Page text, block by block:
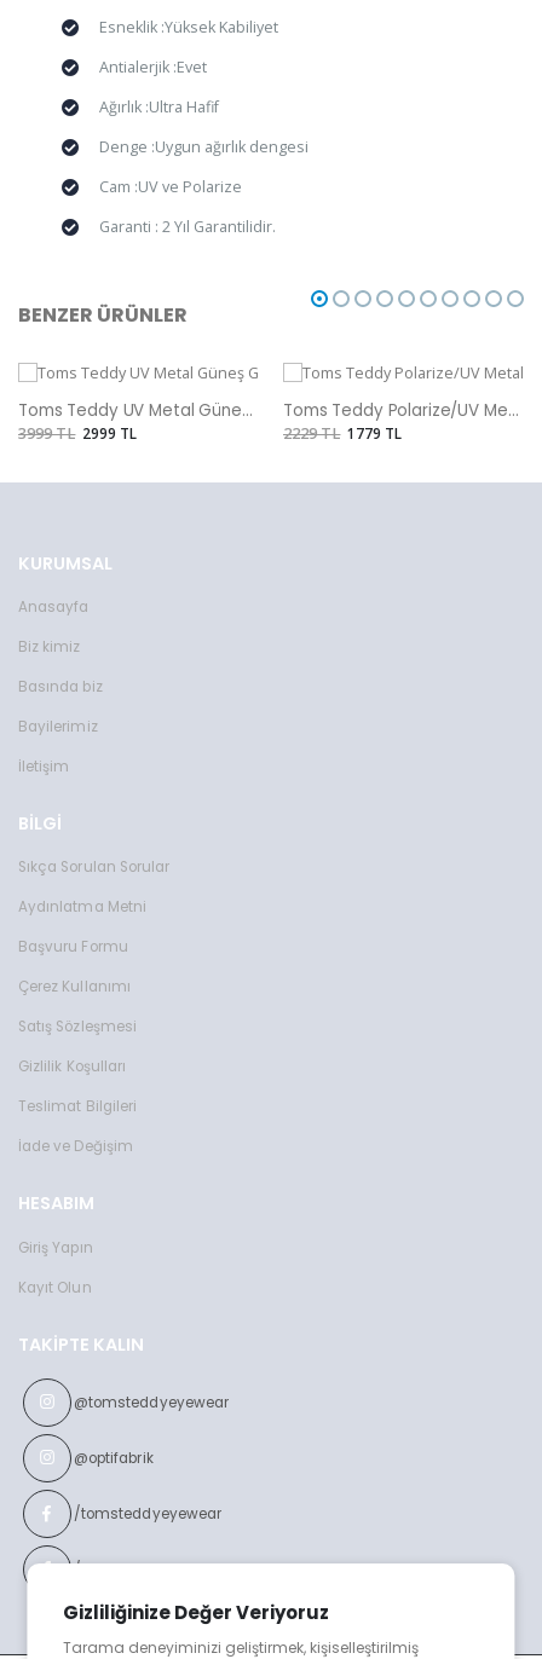
Gizliliğinize Değer Veriyoruz
Tarama deneyiminizi geliştirmek, kişiselleştirilmiş
Esneklik :Yüksek Kabiliyet
Antialerjik :Evet
Ağırlık :Ultra Hafif
Denge :Uygun ağırlık dengesi
Cam :UV ve Polarize
Garanti : 2 Yıl Garantilidir.
BENZER ÜRÜNLER
Toms Teddy UV Metal Güneş Gözlüğü
3999 TL 2999 TL
Toms Teddy Polarize/UV Metal Güneş Gözlüğü
2229 TL 1779 TL
KURUMSAL
Anasayfa
Biz kimiz
Basında biz
Bayilerimiz
İletişim
BİLGİ
Sıkça Sorulan Sorular
Aydınlatma Metni
Başvuru Formu
Çerez Kullanımı
Satış Sözleşmesi
Gizlilik Koşulları
Teslimat Bilgileri
İade ve Değişim
HESABIM
Giriş Yapın
Kayıt Olun
TAKIPTE KALIN
@tomsteddyeyewear
@optifabrik
/tomsteddyeyewear
/optifabrikeyewear